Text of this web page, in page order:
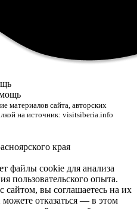
материалов сайта, авторских
на источник: visitsiberia.info
края
файлы cookie для анализа
пользовательского опыта.
сайтом, вы соглашаетесь на их
отказаться — в этом